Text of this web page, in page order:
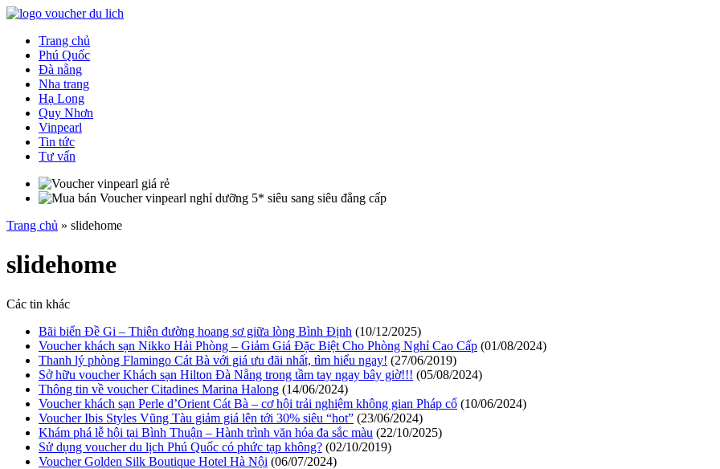
Trang chủ
Phú Quốc
Đà nẵng
Nha trang
Hạ Long
Quy Nhơn
Vinpearl
Tin tức
Tư vấn
Trang chủ » slidehome
slidehome
Các tin khác
Bãi biển Đề Gi – Thiên đường hoang sơ giữa lòng Bình Định (10/12/2025)
Voucher khách sạn Nikko Hải Phòng – Giảm Giá Đặc Biệt Cho Phòng Nghỉ Cao Cấp (01/08/2024)
Thanh lý phòng Flamingo Cát Bà với giá ưu đãi nhất, tìm hiểu ngay! (27/06/2019)
Sở hữu voucher Khách sạn Hilton Đà Nẵng trong tầm tay ngay bây giờ!!! (05/08/2024)
Thông tin về voucher Citadines Marina Halong (14/06/2024)
Voucher khách sạn Perle d’Orient Cát Bà – cơ hội trải nghiệm không gian Pháp cổ (10/06/2024)
Voucher Ibis Styles Vũng Tàu giảm giá lên tới 30% siêu “hot” (23/06/2024)
Khám phá lễ hội tại Bình Thuận – Hành trình văn hóa đa sắc màu (22/10/2025)
Sử dụng voucher du lịch Phú Quốc có phức tạp không? (02/10/2019)
Voucher Golden Silk Boutique Hotel Hà Nội (06/07/2024)